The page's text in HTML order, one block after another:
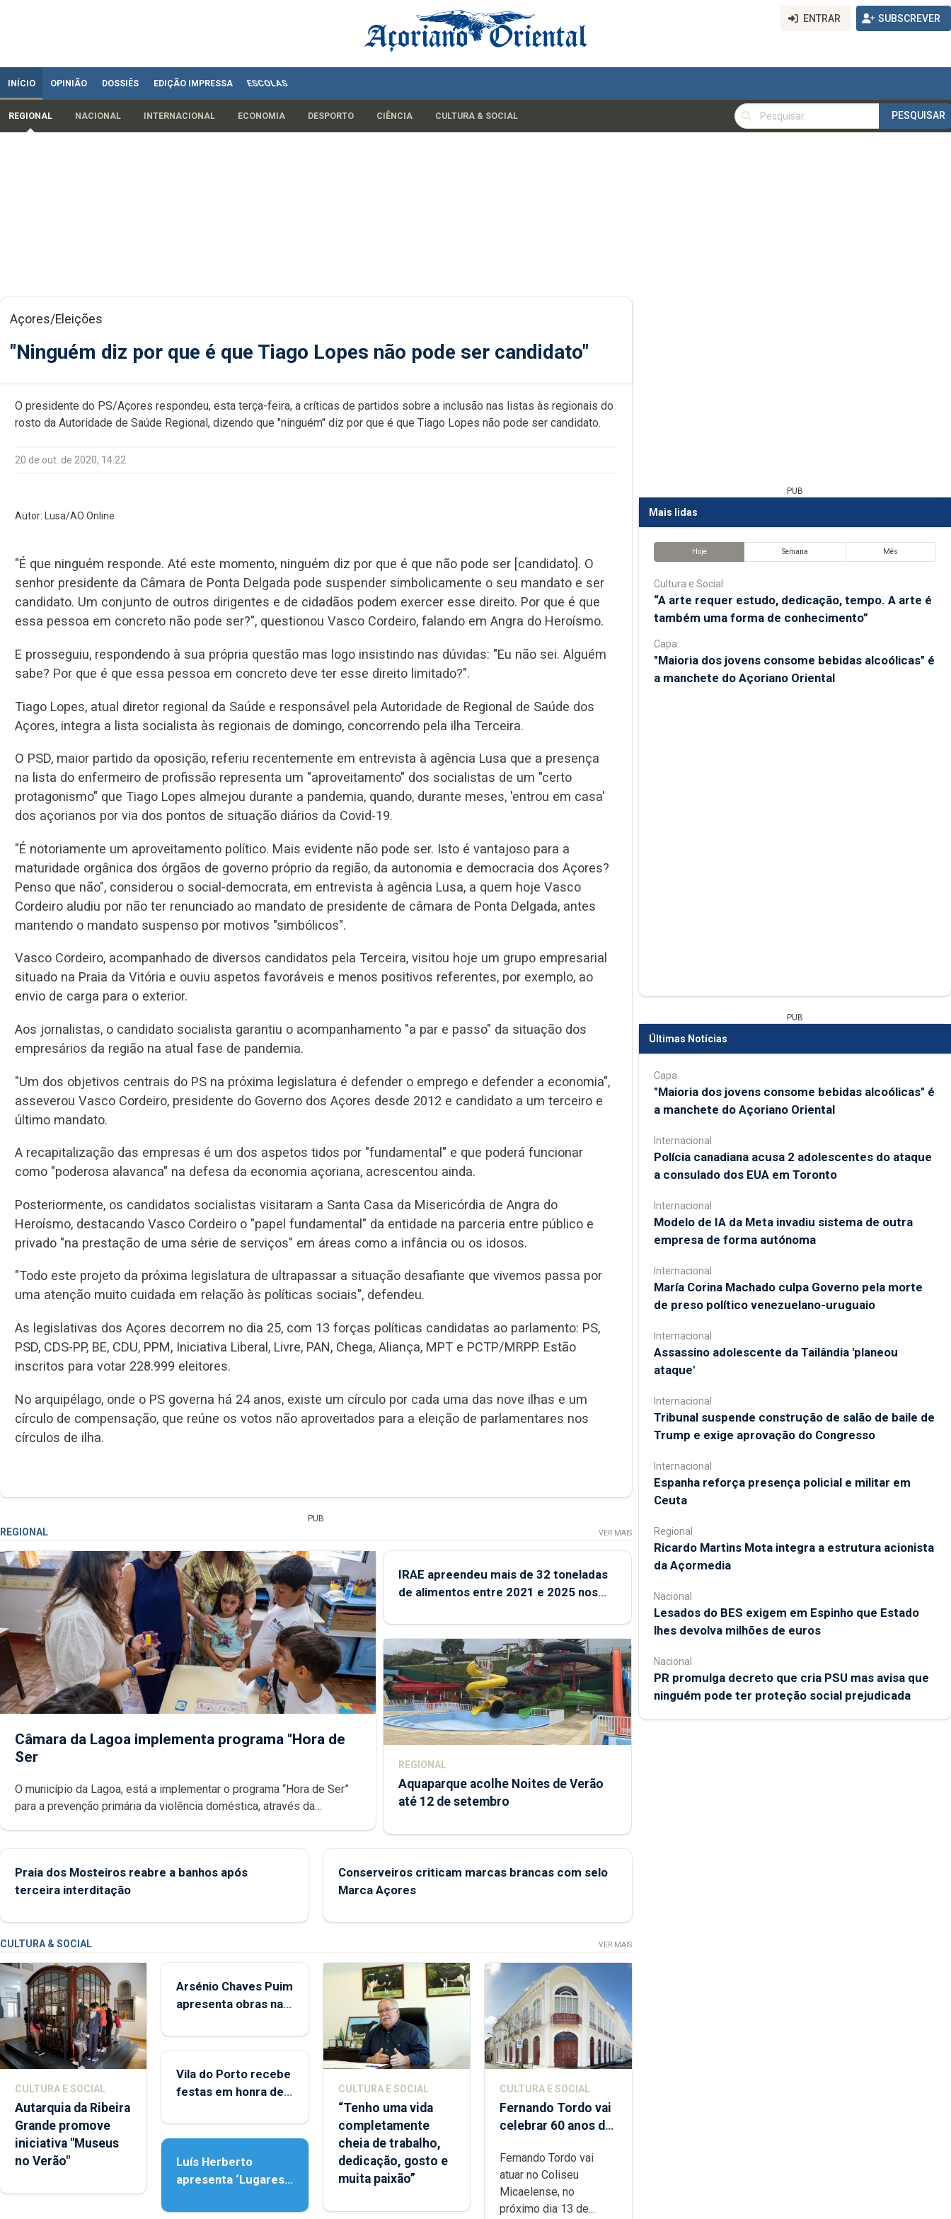
ENTRAR SUBSCREVER
INÍCIO OPINIÃO DOSSIÊS EDIÇÃO IMPRESSA ESCOLAS
REGIONAL NACIONAL INTERNACIONAL ECONOMIA DESPORTO CIÊNCIA CULTURA & SOCIAL
PESQUISAR
PESQUISAR
Açores/Eleições
"Ninguém diz por que é que Tiago Lopes não pode ser candidato"
O presidente do PS/Açores respondeu, esta terça-feira, a críticas de partidos sobre a inclusão nas listas às regionais do
rosto da Autoridade de Saúde Regional, dizendo que "ninguém" diz por que é que Tiago Lopes não pode ser candidato.
20 de out. de 2020, 14:22
Autor: Lusa/AO Online
"É que ninguém responde. Até este momento, ninguém diz por que é que não pode ser [candidato]. O
senhor presidente da Câmara de Ponta Delgada pode suspender simbolicamente o seu mandato e ser
candidato. Um conjunto de outros dirigentes e de cidadãos podem exercer esse direito. Por que é que
essa pessoa em concreto não pode ser?", questionou Vasco Cordeiro, falando em Angra do Heroísmo.
E prosseguiu, respondendo à sua própria questão mas logo insistindo nas dúvidas: "Eu não sei. Alguém
sabe? Por que é que essa pessoa em concreto deve ter esse direito limitado?".
Tiago Lopes, atual diretor regional da Saúde e responsável pela Autoridade de Regional de Saúde dos
Açores, integra a lista socialista às regionais de domingo, concorrendo pela ilha Terceira.
O PSD, maior partido da oposição, referiu recentemente em entrevista à agência Lusa que a presença
na lista do enfermeiro de profissão representa um "aproveitamento" dos socialistas de um "certo
protagonismo" que Tiago Lopes almejou durante a pandemia, quando, durante meses, 'entrou em casa'
dos açorianos por via dos pontos de situação diários da Covid-19.
"É notoriamente um aproveitamento político. Mais evidente não pode ser. Isto é vantajoso para a
maturidade orgânica dos órgãos de governo próprio da região, da autonomia e democracia dos Açores?
Penso que não", considerou o social-democrata, em entrevista à agência Lusa, a quem hoje Vasco
Cordeiro aludiu por não ter renunciado ao mandato de presidente de câmara de Ponta Delgada, antes
mantendo o mandato suspenso por motivos "simbólicos".
Vasco Cordeiro, acompanhado de diversos candidatos pela Terceira, visitou hoje um grupo empresarial
situado na Praia da Vitória e ouviu aspetos favoráveis e menos positivos referentes, por exemplo, ao
envio de carga para o exterior.
Aos jornalistas, o candidato socialista garantiu o acompanhamento "a par e passo" da situação dos
empresários da região na atual fase de pandemia.
"Um dos objetivos centrais do PS na próxima legislatura é defender o emprego e defender a economia",
asseverou Vasco Cordeiro, presidente do Governo dos Açores desde 2012 e candidato a um terceiro e
último mandato.
A recapitalização das empresas é um dos aspetos tidos por "fundamental" e que poderá funcionar
como "poderosa alavanca" na defesa da economia açoriana, acrescentou ainda.
Posteriormente, os candidatos socialistas visitaram a Santa Casa da Misericórdia de Angra do
Heroísmo, destacando Vasco Cordeiro o "papel fundamental" da entidade na parceria entre público e
privado "na prestação de uma série de serviços" em áreas como a infância ou os idosos.
"Todo este projeto da próxima legislatura de ultrapassar a situação desafiante que vivemos passa por
uma atenção muito cuidada em relação às políticas sociais", defendeu.
As legislativas dos Açores decorrem no dia 25, com 13 forças políticas candidatas ao parlamento: PS,
PSD, CDS-PP, BE, CDU, PPM, Iniciativa Liberal, Livre, PAN, Chega, Aliança, MPT e PCTP/MRPP. Estão
inscritos para votar 228.999 eleitores.
No arquipélago, onde o PS governa há 24 anos, existe um círculo por cada uma das nove ilhas e um
círculo de compensação, que reúne os votos não aproveitados para a eleição de parlamentares nos
círculos de ilha.
PUB
REGIONAL VER MAIS
Câmara da Lagoa implementa programa "Hora de
Ser
O município da Lagoa, está a implementar o programa “Hora de Ser”
para a prevenção primária da violência doméstica, através da
IRAE apreendeu mais de 32 toneladas
de alimentos entre 2021 e 2025 nos
REGIONAL
Aquaparque acolhe Noites de Verão
até 12 de setembro
Praia dos Mosteiros reabre a banhos após
terceira interditação
Conserveiros criticam marcas brancas com selo
Marca Açores
CULTURA & SOCIAL VER MAIS
CULTURA E SOCIAL
Autarquia da Ribeira
Grande promove
iniciativa "Museus
no Verão"
Arsénio Chaves Puim
apresenta obras na
Porto
Vila do Porto recebe
festas em honra de
Assunção
Luís Herberto
apresenta ‘Lugares
CULTURA E SOCIAL
“Tenho uma vida
completamente
cheia de trabalho,
dedicação, gosto e
muita paixão”
CULTURA E SOCIAL
Fernando Tordo vai
celebrar 60 anos de
Micaelense
Fernando Tordo vai
atuar no Coliseu
Micaelense, no
próximo dia 13 de...
PUB
Mais lidas
Hoje Semana Mês
Cultura e Social
“A arte requer estudo, dedicação, tempo. A arte é
também uma forma de conhecimento”
Capa
"Maioria dos jovens consome bebidas alcoólicas" é
a manchete do Açoriano Oriental
PUB
Últimas Notícias
Capa
"Maioria dos jovens consome bebidas alcoólicas" é
a manchete do Açoriano Oriental
Internacional
Polícia canadiana acusa 2 adolescentes do ataque
a consulado dos EUA em Toronto
Internacional
Modelo de IA da Meta invadiu sistema de outra
empresa de forma autónoma
Internacional
María Corina Machado culpa Governo pela morte
de preso político venezuelano-uruguaio
Internacional
Assassino adolescente da Tailândia 'planeou
ataque'
Internacional
Tribunal suspende construção de salão de baile de
Trump e exige aprovação do Congresso
Internacional
Espanha reforça presença policial e militar em
Ceuta
Regional
Ricardo Martins Mota integra a estrutura acionista
da Açormedia
Nacional
Lesados do BES exigem em Espinho que Estado
lhes devolva milhões de euros
Nacional
PR promulga decreto que cria PSU mas avisa que
ninguém pode ter proteção social prejudicada